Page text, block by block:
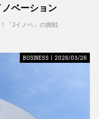
ベーション
「Jイノベ」の挑戦
BUSINESS | 2026/03/26